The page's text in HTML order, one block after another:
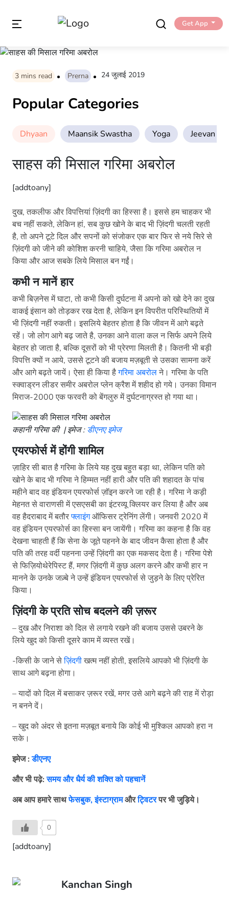
Get App
3 mins read Prerna 24 जुलाई 2019
Popular Categories
Dhyaan Maansik Swastha Yoga Jeevan
साहस की मिसाल गरिमा अबरोल
[addtoany]
दुख, तकलीफ और विपत्तियां ज़िंदगी का हिस्सा है। इससे हम चाहकर भी
बच नहीं सकते, लेकिन हां, सब कुछ खोने के बाद भी ज़िंदगी चलती रहती
है, तो अपने टूटे दिल और सपनों को संजोकर एक बार फिर से नये सिरे से
ज़िंदगी को जीने की कोशिश करनी चाहिये, जैसा कि गरिमा अबरोल न
किया और आज सबके लिये मिसाल बन गईं।
कभी न मानें हार
कभी बिज़नेस में घाटा, तो कभी किसी दुर्घटना में अपनो को खो देने का दुख
वाकई इंसान को तोड़कर रख देता है, लेकिन इन विपरीत परिस्थितियों में
भी ज़िंदगी नहीं रुकती। इसलिये बेहतर होता है कि जीवन में आगे बढ़ते
रहें। जो लोग आगे बढ़ जाते है, उनका आने वाला कल न सिर्फ अपने लिये
बेहतर हो जाता है, बल्कि दूसरों को भी प्रेरणा मिलती है। कितनी भी बड़ी
विपत्ति क्यों न आये, उससे टूटने की बजाय मज़बूती से उसका सामना करें
और आगे बढ़ते जायें। ऐसा ही किया हैगरिमा अबरोलने। गरिमा के पति
स्क्वाड्रन लीडर समीर अबरोल प्लेन क्रैश में शहीद हो गये। उनका विमान
मिराज-2000 एक फरवरी को बेंगलुरु में दुर्घटनाग्रस्त हो गया था।
कहानी गरिमा की | इमेज : डीएनए इमेज
एयरफोर्स में होंगी शामिल
ज़ाहिर सी बात है गरिमा के लिये यह दुख बहुत बड़ा था, लेकिन पति को
खोने के बाद भी गरिमा ने हिम्मत नहीं हारी और पति की शहादत के पांच
महीने बाद वह इंडियन एयरफोर्स ज़ॉइन करने जा रही है। गरिमा ने कड़ी
मेहनत से वाराणसी में एसएसबी का इंटरव्यू क्लियर कर लिया है और अब
वह हैदराबाद में बतौरफ्लाइंगऑफिसर ट्रेनिंग लेंगी। जनवरी 2020 में
वह इंडियन एयरफोर्स का हिस्सा बन जायेंगी। गरिमा का कहना है कि वह
देखना चाहती हैं कि सेना के जूते पहनने के बाद जीवन कैसा होता है और
पति की तरह वर्दी पहनना उन्हें ज़िंदगी का एक मकसद देता है। गरिमा पेशे
से फिज़ियोथेरेपिस्ट हैं, मगर ज़िंदगी में कुछ अलग करने और कभी हार न
मानने के उनके जज़्बे ने उन्हें इंडियन एयरफोर्स से जुड़ने के लिए प्रेरित
किया।
ज़िंदगी के प्रति सोच बदलने की ज़रूर
– दुख और निराशा को दिल से लगाये रखने की बजाय उससे उबरने के
लिये खुद को किसी दूसरे काम में व्यस्त रखें।
-किसी के जाने सेज़िंदगीखत्म नहीं होती, इसलिये आपको भी ज़िंदगी के
साथ आगे बढ़ना होगा।
– यादों को दिल में बसाकर ज़रूर रखें, मगर उसे आगे बढ़ने की राह में रोड़ा
न बनने दें।
– खुद को अंदर से इतना मज़बूत बनाये कि कोई भी मुश्किल आपको हरा न
सके।
इमेज :डीएनए
और भी पढ़े:समय और धैर्य की शक्ति को पहचानें
अबआपहमारेसाथफेसबुक,इंस्टाग्रामऔरट्विटरपरभीजुड़िये।
0
[addtoany]
Kanchan Singh